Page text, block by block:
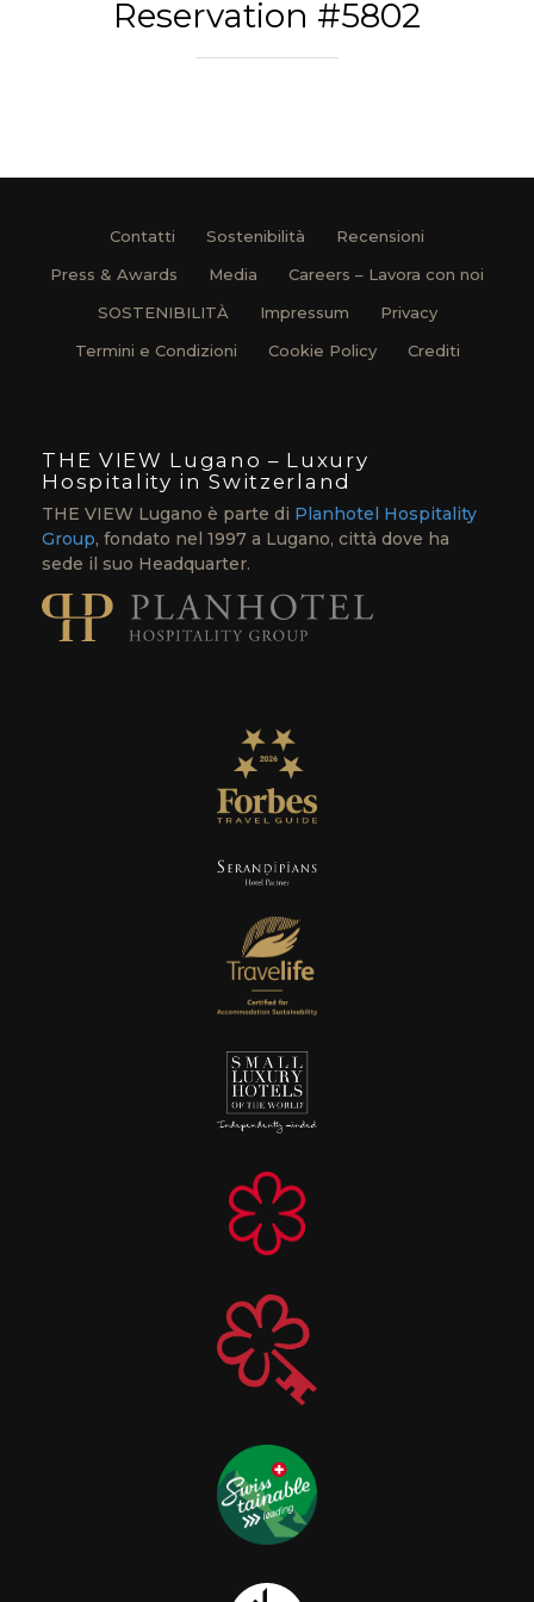
Reservation #5802
Contatti Sostenibilità
Recensioni
Press & Awards
Media
Careers – Lavora con noi
SOSTENIBILITÀ
Impressum
Privacy
Termini e Condizioni
Cookie Policy Crediti
THE VIEW Lugano – Luxury
Hospitality in Switzerland
THE VIEW Lugano è parte di Planhotel Hospitality
Group, fondato nel 1997 a Lugano, città dove ha
sede il suo Headquarter.